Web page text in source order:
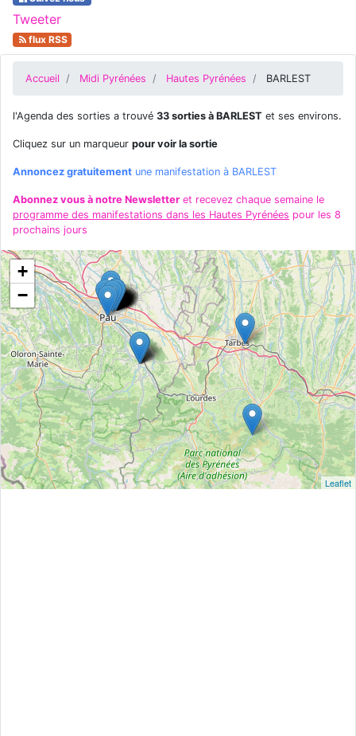
Tweeter
flux RSS
Accueil Midi Pyrénées Hautes Pyrénées BARLEST
l'Agenda des sorties a trouvé 33 sorties à BARLEST et ses environs.
Cliquez sur un marqueur pour voir la sortie
Annoncez gratuitement une manifestation à BARLEST
Abonnez vous à notre Newsletter et recevez chaque semaine le
programme des manifestations dans les Hautes Pyrénées pour les 8
prochains jours
+
−
Leaflet